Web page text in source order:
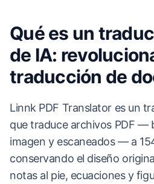
Qué es un
de IA:
traducción de
Linnk PDF Translator es un
que traduce archivos PDF —
imagen y escaneados — a
conservando el diseño
notas al pie, ecuaciones y